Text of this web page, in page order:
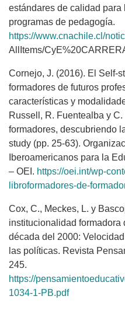
estándares de calidad
programas de pedagogía.
https://www.cnachile.cl/
AllItems/
Cornejo, J. (2016). El Self-
formadores de futuros
características y
Russell, R. Fuentealba y
formadores, descubriendo
study (pp. 25-63).
Iberoamericanos para la
– OEI. https://oei.int/wp-
libroformadores-de-
Cox, C., Meckes, L. y
institucionalidad formadora
década del 2000:
las políticas. Revista
245.
https://
1034-1-PB.pdf